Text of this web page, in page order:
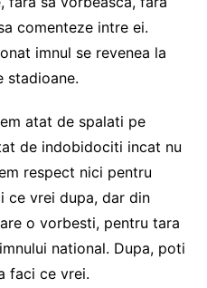
comenteze intre ei.
imnul se revenea la
stadioane.
atat de spalati pe
de indobidociti incat nu
respect nici pentru
ce vrei dupa, dar din
o vorbesti, pentru tara
national. Dupa, poti
faci ce vrei.